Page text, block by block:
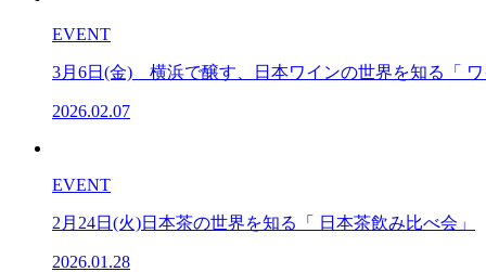
EVENT
3月6日(金) 横浜で醸す、日本ワインの世界を知る「 ワ
2026.02.07
EVENT
2月24日(火)日本茶の世界を知る「 日本茶飲み比べ会」
2026.01.28